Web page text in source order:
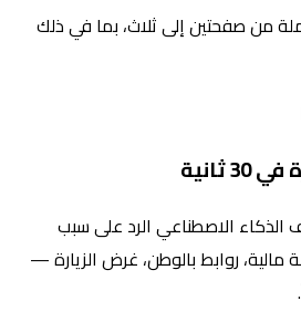
من صفحتين إلى ثلاث، بما في ذلك
ثانية
الذكاء الاصطناعي الرد على سبب
روابط بالوطن، غرض الزيارة —